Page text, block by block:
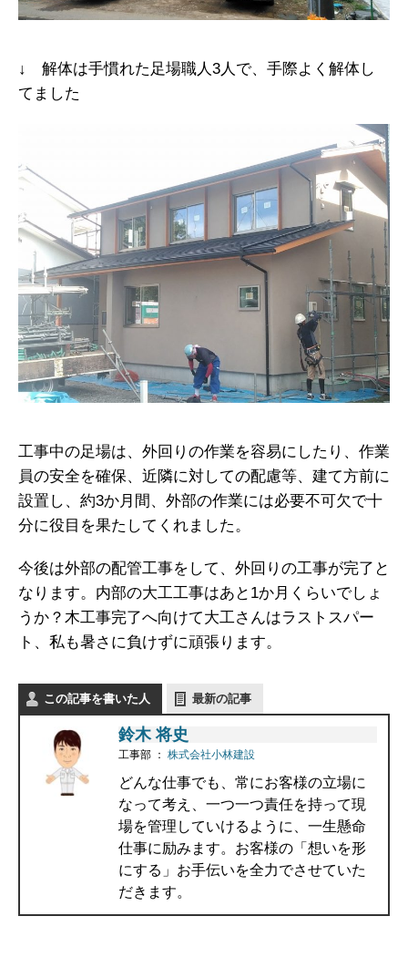
↓ 解体は手慣れた足場職人3人で、手際よく解体し
てました
工事中の足場は、外回りの作業を容易にしたり、作業
員の安全を確保、近隣に対しての配慮等、建て方前に
設置し、約3か月間、外部の作業には必要不可欠で十
分に役目を果たしてくれました。
今後は外部の配管工事をして、外回りの工事が完了と
なります。内部の大工工事はあと1か月くらいでしょ
うか？木工事完了へ向けて大工さんはラストスパー
ト、私も暑さに負けずに頑張ります。
この記事を書いた人 最新の記事
鈴木 将史
工事部 ： 株式会社小林建設
どんな仕事でも、常にお客様の立場に
なって考え、一つ一つ責任を持って現
場を管理していけるように、一生懸命
仕事に励みます。お客様の「想いを形
にする」お手伝いを全力でさせていた
だきます。